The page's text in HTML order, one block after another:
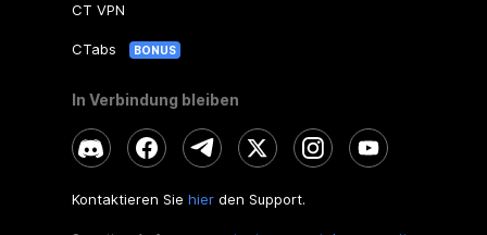
CT VPN
CTabs BONUS
In Verbindung bleiben
Kontaktieren Sie hierden Support.